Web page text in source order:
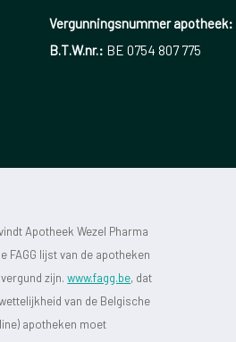
Vergunningsnummer apotheek:
B.T.W.nr.: BE 0754 807 775
Apotheek Wezel Pharma
FAGG lijst van de apotheken
zijn.www.fagg.be, dat
van de Belgische
apotheken moet